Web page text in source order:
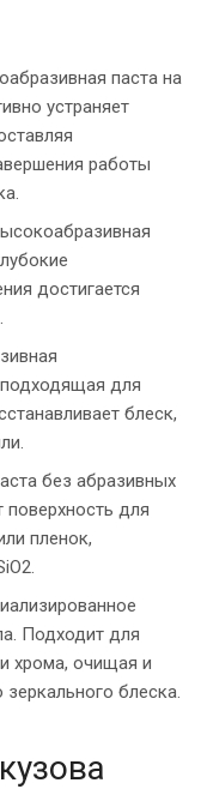
паста на
устраняет
работы
достигается
подходящая для
блеск,
без абразивных
поверхность для
пленок,
Подходит для
хрома, очищая и
блеска.